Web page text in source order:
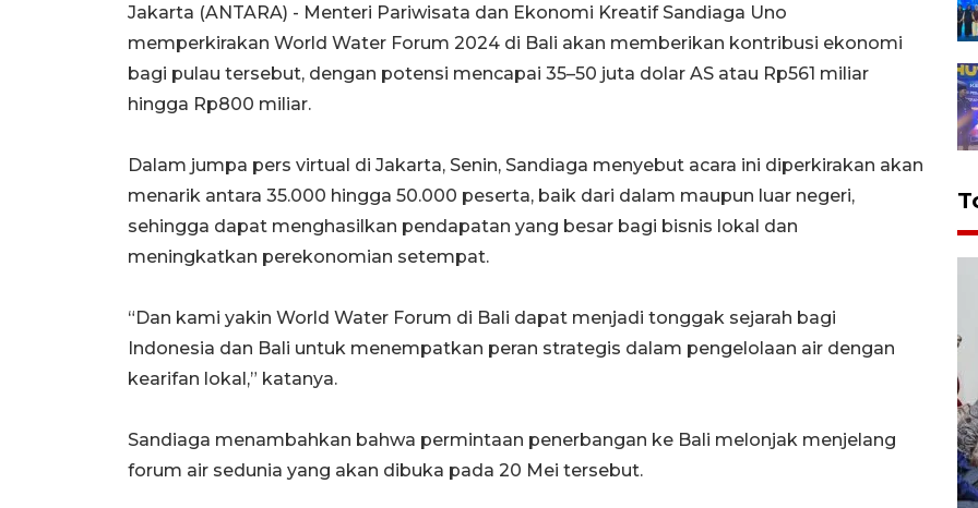
Jakarta (ANTARA) - Menteri Pariwisata dan Ekonomi Kreatif Sandiaga Uno
memperkirakan World Water Forum 2024 di Bali akan memberikan kontribusi ekonomi
bagi pulau tersebut, dengan potensi mencapai 35–50 juta dolar AS atau Rp561 miliar
hingga Rp800 miliar.
Dalam jumpa pers virtual di Jakarta, Senin, Sandiaga menyebut acara ini diperkirakan akan
menarik antara 35.000 hingga 50.000 peserta, baik dari dalam maupun luar negeri,
sehingga dapat menghasilkan pendapatan yang besar bagi bisnis lokal dan
meningkatkan perekonomian setempat.
“Dan kami yakin World Water Forum di Bali dapat menjadi tonggak sejarah bagi
Indonesia dan Bali untuk menempatkan peran strategis dalam pengelolaan air dengan
kearifan lokal,” katanya.
Sandiaga menambahkan bahwa permintaan penerbangan ke Bali melonjak menjelang
forum air sedunia yang akan dibuka pada 20 Mei tersebut.